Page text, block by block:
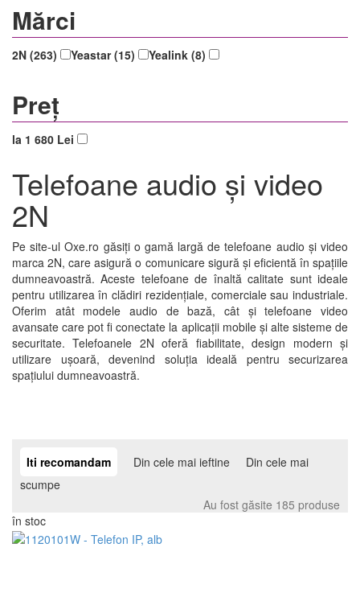
Mărci
2N (263) Yeastar (15) Yealink (8)
Preț
la 1 680 Lei
Telefoane audio și video
2N
Pe site-ul Oxe.ro găsiți o gamă largă de telefoane audio și video
marca 2N, care asigură o comunicare sigură și eficientă în spațiile
dumneavoastră. Aceste telefoane de înaltă calitate sunt ideale
pentru utilizarea în clădiri rezidențiale, comerciale sau industriale.
Oferim atât modele audio de bază, cât și telefoane video
avansate care pot fi conectate la aplicații mobile și alte sisteme de
securitate. Telefoanele 2N oferă fiabilitate, design modern și
utilizare ușoară, devenind soluția ideală pentru securizarea
spațiului dumneavoastră.
Iti recomandam Din cele mai ieftine
Din cele mai
scumpe
Au fost găsite 185 produse
în stoc